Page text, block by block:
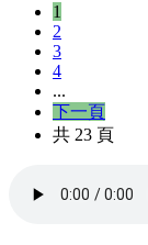
1
2
3
4
...
下一頁
共 23 頁